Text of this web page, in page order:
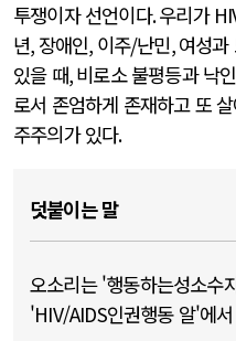
투쟁이자 선언이다.우리가
년, 장애인, 이주/난민,여성과
있을 때,비로소 불평등과 낙
로서 존엄하게 존재하고 또
주주의가 있다.
덧붙이는 말
오소리는 '행동하는성소수
'HIV/AIDS인권행동 알'에